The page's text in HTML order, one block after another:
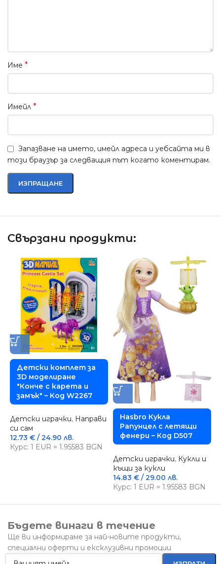
Име *
Имейл *
Запазване на името, имейл адреса и уебсайта ми в
този браузър за следващия път когато коментирам.
Свързани продукти:
Детски комплет за
3D моделиране
"Конче с карета и
замък" – Код W2267
Детски играчки, Направи
си сам
12.73 € / 24.90 лв.
Курс: 1 EUR = 1.95583 BGN
Hasbro Кукла
Рапунцел с летящи
фенери – Код D507
Детски играчки, Кукли и
къщи за кукли
14.83 €/ 29.00 лв.
Курс: 1 EUR = 1.95583 BGN
Бъдете винаги в течение
Ще ви информираме за най-новите продукти,
специални оферти и ексклузивни промоции